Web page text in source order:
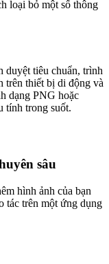
loại bỏ một số thông
duyệt tiêu chuẩn, trình
trên thiết bị di động và
dạng PNG hoặc
tính trong suốt.
sâu
hình ảnh của bạn
tác trên một ứng dụng